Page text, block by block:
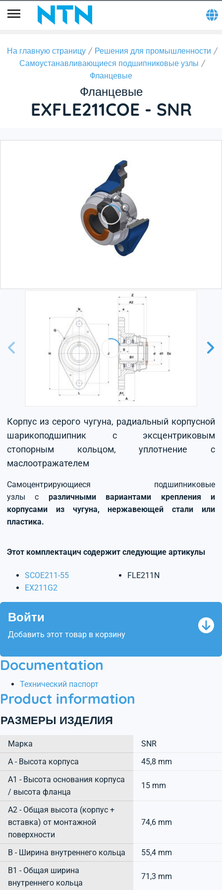
На главную страницу
Решения для промышленности
Самоустанавливающиеся подшипниковые узлы
Фланцевые
Фланцевые
EXFLE211COE - SNR
Корпус из серого чугуна, радиальный корпусной
шарикоподшипник с эксцентриковым
стопорным кольцом, уплотнение с
маслоотражателем
Самоцентрирующиеся подшипниковые
узлы с различными вариантами крепления и
корпусами из чугуна, нержавеющей стали или
пластика.
Этот комплектацич содержит следующие артикулы
SCOE211-55
EX211G2
FLE211N
Войти
Добавить этот товар в корзину
Documentation
Технический паспорт
Product information
РАЗМЕРЫ ИЗДЕЛИЯ
Марка
SNR
А - Высота корпуса
45,8 mm
A1 - Высота основания корпуса
/ высота фланца
15 mm
A2 - Общая высота (корпус +
вставка) от монтажной
поверхности
74,6 mm
B - Ширина внутреннего кольца
55,4 mm
B1 - Общая ширина
внутреннего кольца
71,3 mm